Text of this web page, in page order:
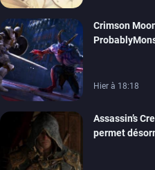
Crimson
Hier à 18:18
Assassin’s
permet